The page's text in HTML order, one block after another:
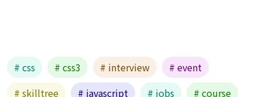
# css # css3 # interview
# event
# skilltree
# javascript # jobs
# course